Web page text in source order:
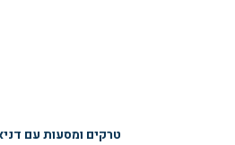
טרקים ומסעות עם